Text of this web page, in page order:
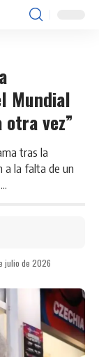
Mundial
otra vez”
tras la
a la falta de un
julio de 2026